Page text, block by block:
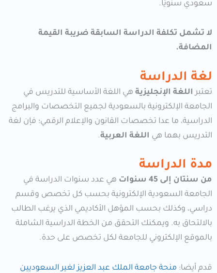
سعودي سنويًا.
لا تشمل تكلفة الدراسة السابقة ضريبة القيمة
المضافة.
لغة الدراسة
تعتبر اللغة الإنجليزية هي اللغة الأساسية للتدريس في
الجامعة الإلكترونية بالسعودية لجميع التخصصات والبرامج
الدراسية، ما عدا تخصصات القانون والإعلام الرقمي؛ فإن لغة
التدريس بهما هي اللغة العربية.
مدة الدراسة
من سنتان إلى 45 سنوات
هي عدد سنوات الدراسة في
الجامعة السعودية الإلكترونية بحسب كل تخصص وقسم
دراسي، وكذلك بحسب المؤهل الأكاديمي الذي يرغب الطالب
بالالتحاق به. ويمكنك التحقق من الخطة الدراسية الشاملة
بالموقع الإلكتروني للجامعة لكل تخصص على حدة.
قدم أيضا: منحة جامعة الملك عبد العزيز لغير السعوديين